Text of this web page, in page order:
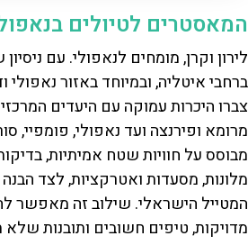
המאסטרים לטיולים
לירון וקרן, מומחים לנאפולי. עם
ברחבי איטליה, ובמיוחד באזור נאפולי
צברו היכרות עמוקה עם היעדים
מרומא ופירנצה ועד נאפולי, פומפיי,
מבוסס על חוויות שטח אמיתיות,
מלונות, מסעדות ואטרקציות, לצד
המטייל הישראלי. שילוב זה מאפשר
מדויקות, טיפים חשובים ותובנות